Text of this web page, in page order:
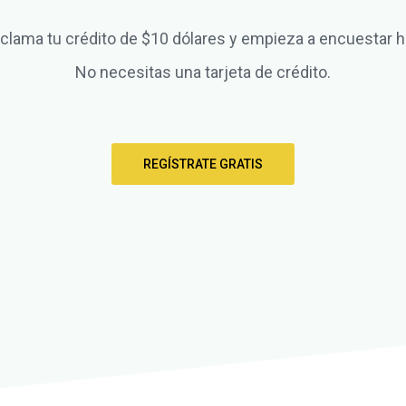
tu crédito de $10 dólares y empieza a encuestar
No necesitas una tarjeta de crédito.
REGÍSTRATE GRATIS